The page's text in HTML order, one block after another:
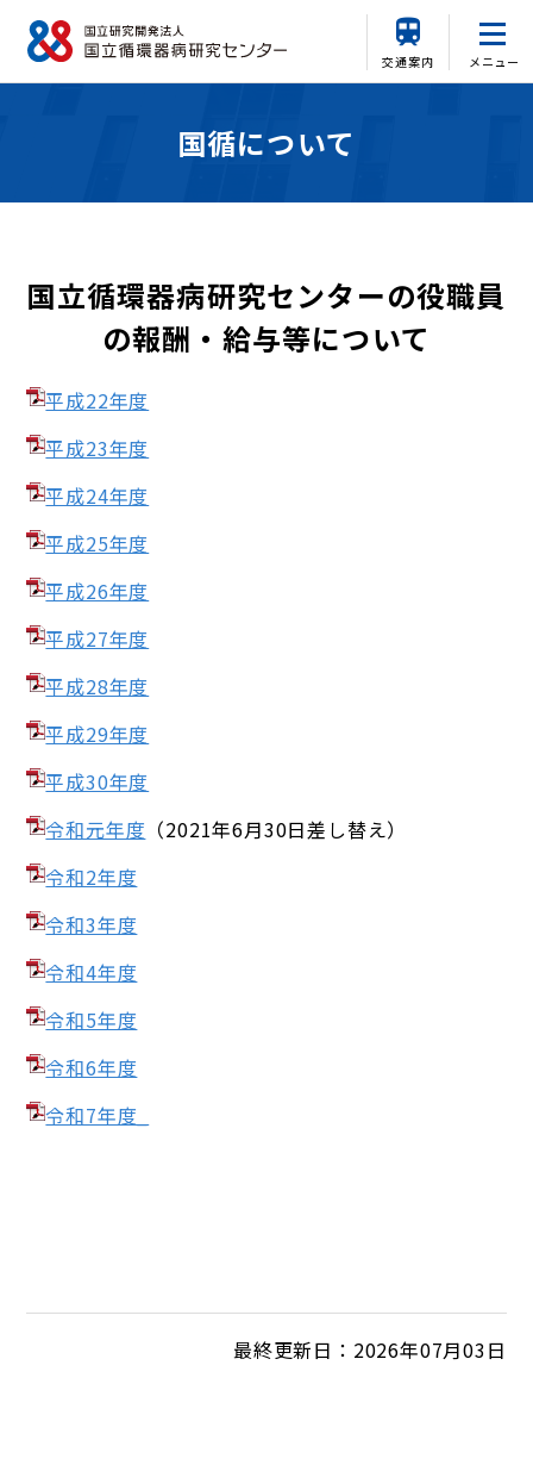
交通案内 メニュー
国循について
国立循環器病研究センターの役職員
の報酬・給与等について
平成22年度
平成23年度
平成24年度
平成25年度
平成26年度
平成27年度
平成28年度
平成29年度
平成30年度
令和元年度 （2021年6月30日差し替え）
令和2年度
令和3年度
令和4年度
令和5年度
令和6年度
令和7年度_
最終更新日：2026年07月03日